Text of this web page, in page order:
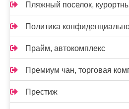
Пляжный поселок,
Политика
Прайм, автокомплекс
Премиум чан, торговая
Престиж